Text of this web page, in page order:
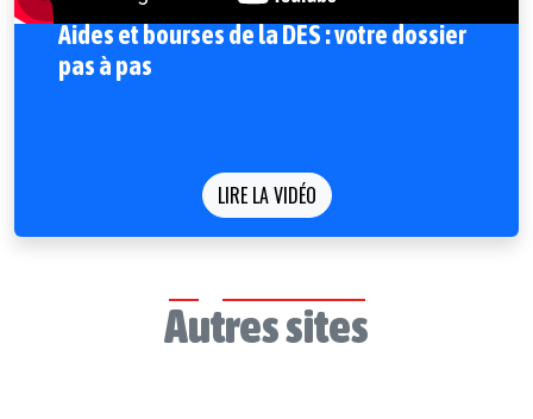
Aides et bourses de la DES : votre dossier
pas à pas
LIRE LA VIDÉO
Autres sites